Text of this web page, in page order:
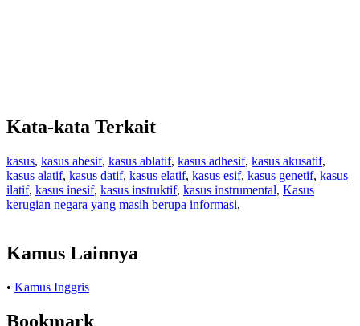
Kata-kata Terkait
kasus, kasus abesif, kasus ablatif, kasus adhesif, kasus akusatif,
kasus alatif, kasus datif, kasus elatif, kasus esif, kasus genetif, kasus
ilatif, kasus inesif, kasus instruktif, kasus instrumental, Kasus
kerugian negara yang masih berupa informasi,
Kamus Lainnya
• Kamus Inggris
Bookmark